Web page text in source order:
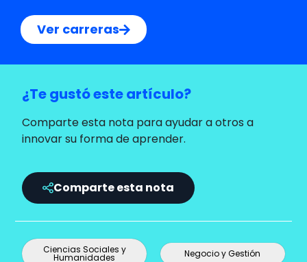
Ver carreras
¿Te gustó este artículo?
Comparte esta nota para ayudar a otros a
innovar su forma de aprender.
Comparte esta nota
Ciencias Sociales y
Humanidades Negocio y Gestión